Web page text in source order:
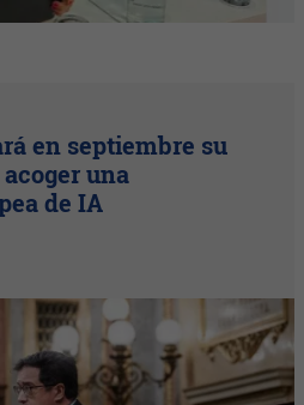
en septiembre su
una
de IA